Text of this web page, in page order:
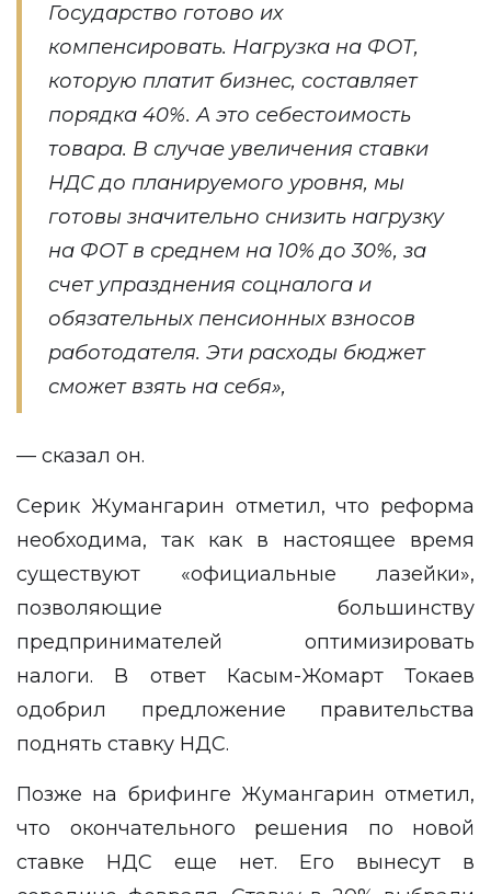
Государство готово их
компенсировать. Нагрузка на ФОТ,
которую платит бизнес, составляет
порядка 40%. А это себестоимость
товара. В случае увеличения ставки
НДС до планируемого уровня, мы
готовы значительно снизить нагрузку
на ФОТ в среднем на 10% до 30%, за
счет упразднения соцналога и
обязательных пенсионных взносов
работодателя. Эти расходы бюджет
сможет взять на себя»,
— сказал он.
Серик Жумангарин отметил, что реформа
необходима, так как в настоящее время
существуют «официальные лазейки»,
позволяющие большинству
предпринимателей оптимизировать
налоги. В ответ Касым-Жомарт Токаев
одобрил предложение правительства
поднять ставку НДС.
Позже на брифинге Жумангарин отметил,
что окончательного решения по новой
ставке НДС еще нет. Его вынесут в